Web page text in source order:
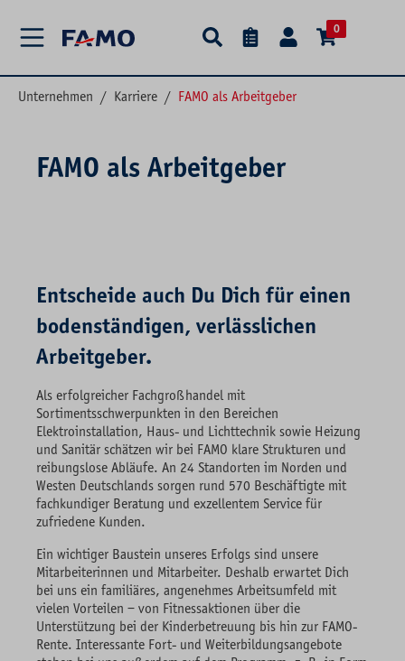
0
Unternehmen / Karriere / FAMO als Arbeitgeber
FAMO als Arbeitgeber
Entscheide auch Du Dich für einen
bodenständigen, verlässlichen
Arbeitgeber.
Als erfolgreicher Fachgroßhandel mit
Sortimentsschwerpunkten in den Bereichen
Elektroinstallation, Haus- und Lichttechnik sowie Heizung
und Sanitär schätzen wir bei FAMO klare Strukturen und
reibungslose Abläufe. An 24 Standorten im Norden und
Westen Deutschlands sorgen rund 570 Beschäftigte mit
fachkundiger Beratung und exzellentem Service für
zufriedene Kunden.
Ein wichtiger Baustein unseres Erfolgs sind unsere
Mitarbeiterinnen und Mitarbeiter. Deshalb erwartet Dich
bei uns ein familiäres, angenehmes Arbeitsumfeld mit
vielen Vorteilen – von Fitnessaktionen über die
Unterstützung bei der Kinderbetreuung bis hin zur FAMO-
Rente. Interessante Fort- und Weiterbildungsangebote